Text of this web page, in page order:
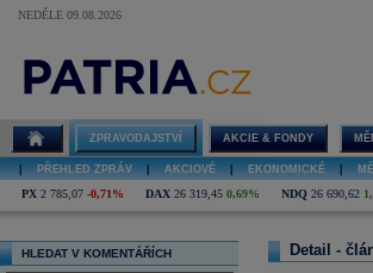
NEDĚLE 09.08.2026
ZPRAVODAJSTVÍ AKCIE & FONDY
PŘEHLED ZPRÁV AKCIOVÉ EKONOMICKÉ
PX 2 785,07 -0,71% DAX 26 319,45 0,69% NDQ 26 690,62
HLEDAT V KOMENTÁŘÍCH Detail -